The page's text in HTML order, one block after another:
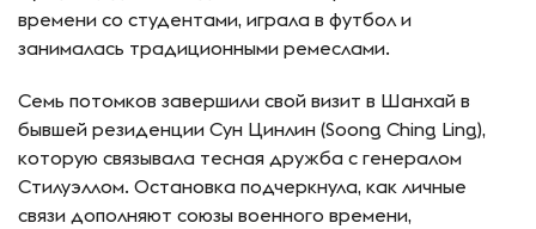
времени со студентами, играла в футбол и
занималась традиционными ремеслами.
Семь потомков завершили свой визит в Шанхай в
бывшей резиденции Сун Цинлин (Soong Ching Ling),
которую связывала тесная дружба с генералом
Стилуэллом. Остановка подчеркнула, как личные
связи дополняют союзы военного времени,